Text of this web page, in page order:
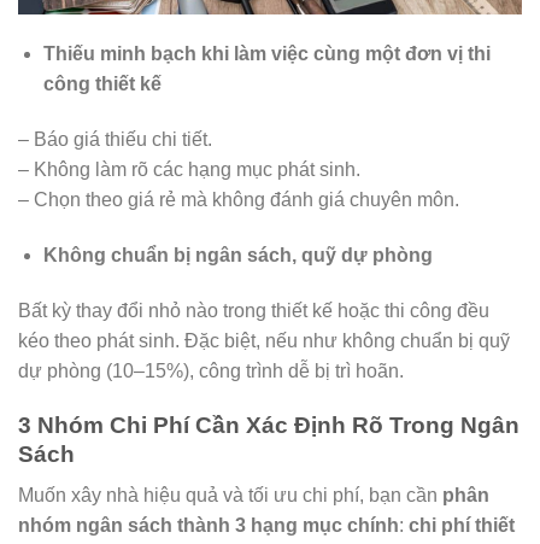
Thiếu minh bạch khi làm việc cùng một đơn vị thi
công thiết kế
– Báo giá thiếu chi tiết.
– Không làm rõ các hạng mục phát sinh.
– Chọn theo giá rẻ mà không đánh giá chuyên môn.
Không chuẩn bị ngân sách, quỹ dự phòng
Bất kỳ thay đổi nhỏ nào trong thiết kế hoặc thi công đều
kéo theo phát sinh. Đặc biệt, nếu như không chuẩn bị quỹ
dự phòng (10–15%), công trình dễ bị trì hoãn.
3 Nhóm Chi Phí Cần Xác Định Rõ Trong Ngân
Sách
Muốn xây nhà hiệu quả và tối ưu chi phí, bạn cần phân
nhóm ngân sách thành 3 hạng mục chính: chi phí thiết